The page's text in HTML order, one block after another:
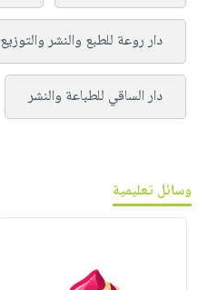
دار روعة للطبع والنشر والتوزيع
دار الساقي للطباعة والنشر
وسائل تعليمية